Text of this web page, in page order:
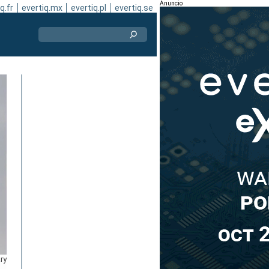
evertiq.mx evertiq.pl evertiq.se Anuncio